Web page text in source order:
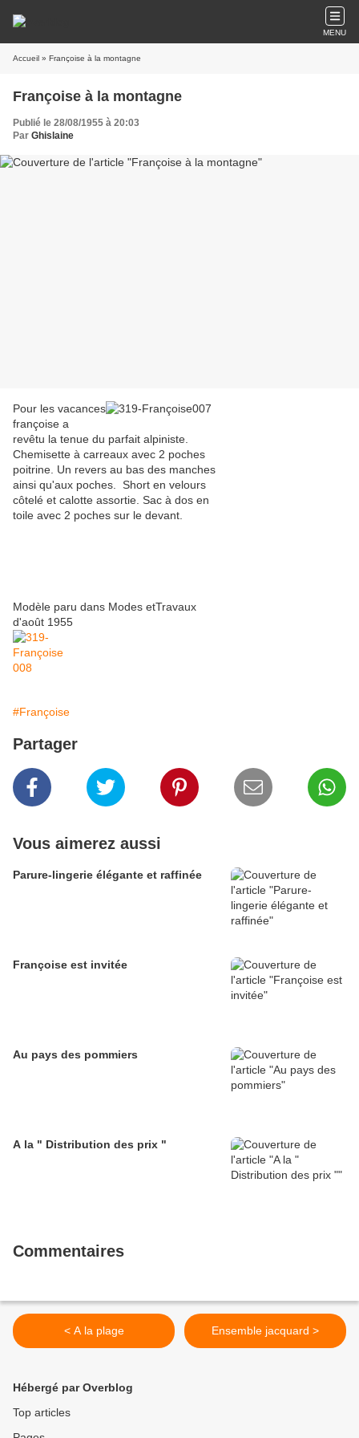
MENU
Accueil » Françoise à la montagne
Françoise à la montagne
Publié le 28/08/1955 à 20:03
Par Ghislaine
Pour les vacances
françoise a
revêtu la tenue du parfait alpiniste.
Chemisette à carreaux avec 2 poches
poitrine. Un revers au bas des manches
ainsi qu'aux poches. Short en velours
côtelé et calotte assortie. Sac à dos en
toile avec 2 poches sur le devant.
Modèle paru dans Modes etTravaux
d'août 1955
#Françoise
Partager
Vous aimerez aussi
Parure-lingerie élégante et raffinée
Françoise est invitée
Au pays des pommiers
A la " Distribution des prix "
Commentaires
< A la plage Ensemble jacquard >
Hébergé par Overblog
Top articles